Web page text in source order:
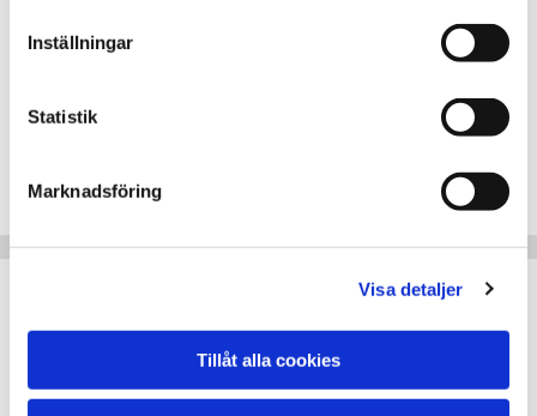
Inställningar
Statistik
Marknadsföring
Visa detaljer
Tillåt alla cookies
Mobility assistance
Mobile24 assistance
SAAB assistance
Solid Vägassistans